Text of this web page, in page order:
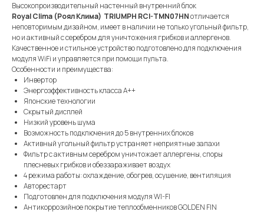
Высокопроизводительный настенный внутренний блок
Royal Clima (Роял Клима) TRIUMPH RCI-TMN07HNотличается
неповторимым дизайном, имеет в наличии не только угольный фильтр,
но и активный с серебром для уничтожения грибков и аллергенов.
Качественное и стильное устройство подготовлено для подключения
модуля WiFi и управляется при помощи пульта.
Особенности и преимущества:
Инвертор
Энергоэффективность класса А++
Японские технологии
Скрытый дисплей
Низкий уровень шума
Возможность подключения до 5 внутренних блоков
Активный угольный фильтр устраняет неприятные запахи
Фильтр с активным серебром уничтожает аллергены, споры
плесневых грибков и обеззараживает воздух
4 режима работы: охлаждение, обогрев, осушение, вентиляция
Авторестарт
Подготовлен для подключения модуля WI-FI
Антикоррозийное покрытие теплообменников GOLDEN FIN